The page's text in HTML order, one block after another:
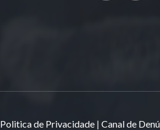
Politica de Privacidade| Canal de